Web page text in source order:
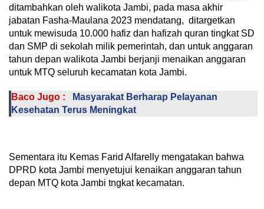
ditambahkan oleh walikota Jambi, pada masa akhir
jabatan Fasha-Maulana 2023 mendatang, ditargetkan
untuk mewisuda 10.000 hafiz dan hafizah quran tingkat SD
dan SMP di sekolah milik pemerintah, dan untuk anggaran
tahun depan walikota Jambi berjanji menaikan anggaran
untuk MTQ seluruh kecamatan kota Jambi.
Baco Jugo :
Masyarakat Berharap Pelayanan
Kesehatan Terus Meningkat
Sementara itu Kemas Farid Alfarelly mengatakan bahwa
DPRD kota Jambi menyetujui kenaikan anggaran tahun
depan MTQ kota Jambi tngkat kecamatan.